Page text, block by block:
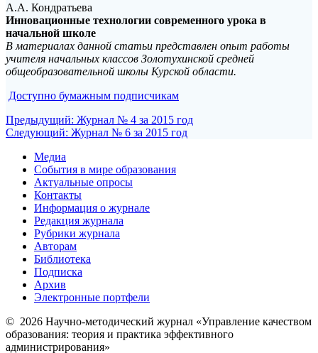
А.А. Кондратьева
Инновационные технологии современного урока в
начальной школе
В материалах данной статьи представлен опыт работы
учителя начальных классов Золотухинской средней
общеобразовательной школы Курской области.
Доступно бумажным подписчикам
Навигация
по
записям
Предыдущий: Предыдущая
запись:
Журнал № 4 за 2015 год
Следующий: Следующая
Журнал № 6 за 2015 год
Медиа
События в мире образования
Актуальные опросы
Контакты
Информация о журнале
Редакция журнала
Рубрики журнала
Авторам
Библиотека
Подписка
Архив
Электронные портфели
© 2026 Научно-методический журнал «Управление качеством
образования: теория и практика эффективного
администрирования»